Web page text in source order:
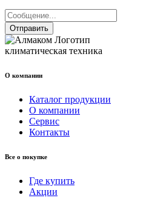
Отправить
климатическая техника
О компании
Каталог продукции
О компании
Сервис
Контакты
Все о покупке
Где купить
Акции